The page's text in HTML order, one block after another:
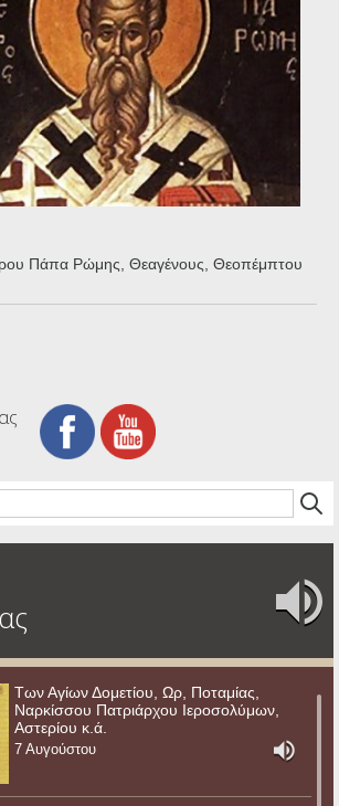
Πάπα Ρώμης, Θεαγένους, Θεοπέμπτου
Των Αγίων Δομετίου, Ωρ, Ποταμίας,
Ναρκίσσου Πατριάρχου Ιεροσολύμων,
Αστερίου κ.ά.
7 Αυγούστου